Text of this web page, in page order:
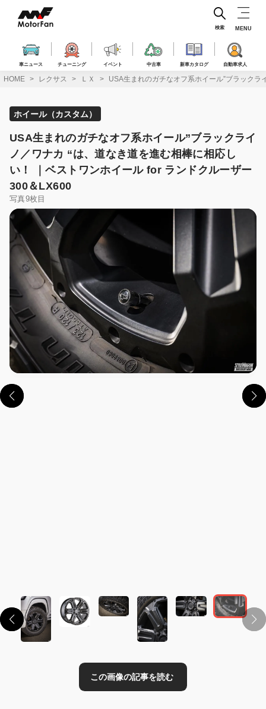
ス
車ニュース チューニング イベント 中古車 新車カタログ 自動車求人
検索 MENU
HOME レクサス ＬＸ USA生まれのガチなオフ系ホイール”ブラック
ホイール（カスタム）
USA生まれのガチなオフ系ホイール”ブラックライ
ノ／ワナカ “は、道なき道を進む相棒に相応し
い！ ｜ベストワンホイール for ランドクルーザー
300＆LX600
写真9枚目